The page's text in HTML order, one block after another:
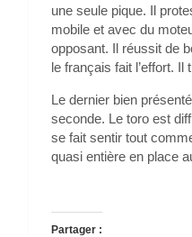
une seule pique. Il
mobile et avec du
opposant. Il réussit de
le français fait l’effort.
Le dernier bien
seconde. Le toro est
se fait sentir tout
quasi entière en place
Partager :